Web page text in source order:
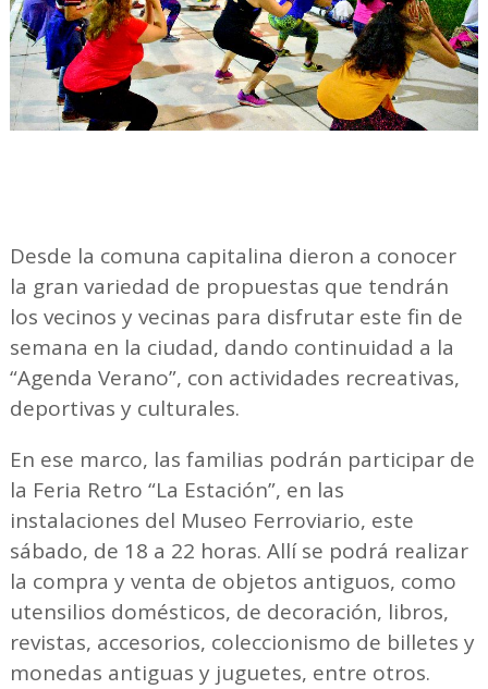
Desde la comuna capitalina dieron a conocer
la gran variedad de propuestas que tendrán
los vecinos y vecinas para disfrutar este fin de
semana en la ciudad, dando continuidad a la
“Agenda Verano”, con actividades recreativas,
deportivas y culturales.
En ese marco, las familias podrán participar de
la Feria Retro “La Estación”, en las
instalaciones del Museo Ferroviario, este
sábado, de 18 a 22 horas. Allí se podrá realizar
la compra y venta de objetos antiguos, como
utensilios domésticos, de decoración, libros,
revistas, accesorios, coleccionismo de billetes y
monedas antiguas y juguetes, entre otros.